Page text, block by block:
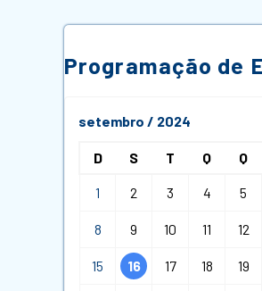
Programação de
setembro / 2024
D S T Q Q
1 2 3 4 5
8 9 10 11 12
15 16 17 18 19